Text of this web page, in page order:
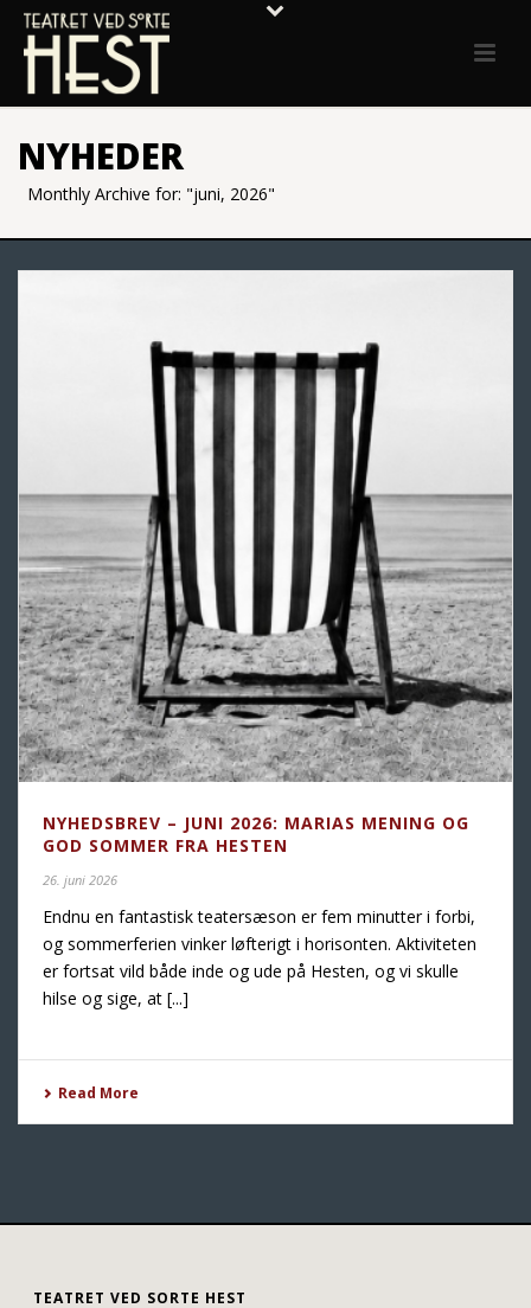
NYHEDER
Monthly Archive for: "juni, 2026"
NYHEDSBREV – JUNI 2026: MARIAS MENING OG
GOD SOMMER FRA HESTEN
26. juni 2026
Endnu en fantastisk teatersæson er fem minutter i forbi,
og sommerferien vinker løfterigt i horisonten. Aktiviteten
er fortsat vild både inde og ude på Hesten, og vi skulle
hilse og sige, at [...]
Read More
TEATRET VED SORTE HEST